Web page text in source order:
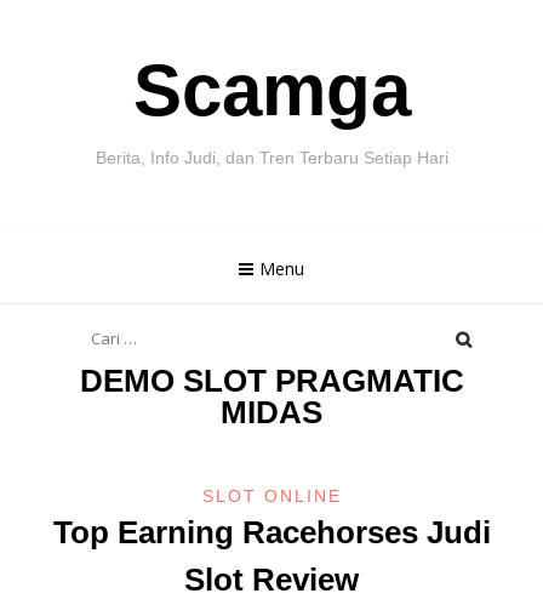
Scamga
Berita, Info Judi, dan Tren Terbaru Setiap Hari
Menu
untuk:
DEMO SLOT PRAGMATIC
MIDAS
SLOT ONLINE
Top Earning Racehorses Judi
Slot Review